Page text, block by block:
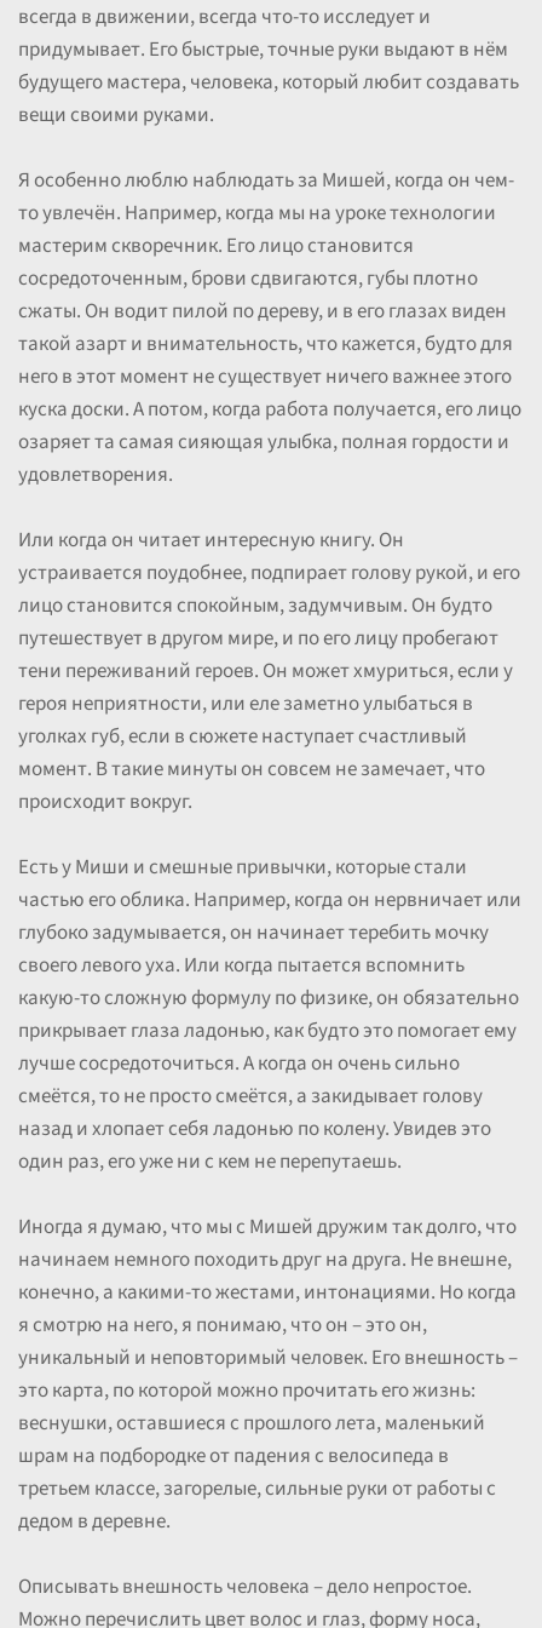
всегда в движении, всегда что-то исследует и
придумывает. Его быстрые, точные руки выдают в нём
будущего мастера, человека, который любит создавать
вещи своими руками.
Я особенно люблю наблюдать за Мишей, когда он чем-
то увлечён. Например, когда мы на уроке технологии
мастерим скворечник. Его лицо становится
сосредоточенным, брови сдвигаются, губы плотно
сжаты. Он водит пилой по дереву, и в его глазах виден
такой азарт и внимательность, что кажется, будто для
него в этот момент не существует ничего важнее этого
куска доски. А потом, когда работа получается, его лицо
озаряет та самая сияющая улыбка, полная гордости и
удовлетворения.
Или когда он читает интересную книгу. Он
устраивается поудобнее, подпирает голову рукой, и его
лицо становится спокойным, задумчивым. Он будто
путешествует в другом мире, и по его лицу пробегают
тени переживаний героев. Он может хмуриться, если у
героя неприятности, или еле заметно улыбаться в
уголках губ, если в сюжете наступает счастливый
момент. В такие минуты он совсем не замечает, что
происходит вокруг.
Есть у Миши и смешные привычки, которые стали
частью его облика. Например, когда он нервничает или
глубоко задумывается, он начинает теребить мочку
своего левого уха. Или когда пытается вспомнить
какую-то сложную формулу по физике, он обязательно
прикрывает глаза ладонью, как будто это помогает ему
лучше сосредоточиться. А когда он очень сильно
смеётся, то не просто смеётся, а закидывает голову
назад и хлопает себя ладонью по колену. Увидев это
один раз, его уже ни с кем не перепутаешь.
Иногда я думаю, что мы с Мишей дружим так долго, что
начинаем немного походить друг на друга. Не внешне,
конечно, а какими-то жестами, интонациями. Но когда
я смотрю на него, я понимаю, что он – это он,
уникальный и неповторимый человек. Его внешность –
это карта, по которой можно прочитать его жизнь:
веснушки, оставшиеся с прошлого лета, маленький
шрам на подбородке от падения с велосипеда в
третьем классе, загорелые, сильные руки от работы с
дедом в деревне.
Описывать внешность человека – дело непростое.
Можно перечислить цвет волос и глаз, форму носа,